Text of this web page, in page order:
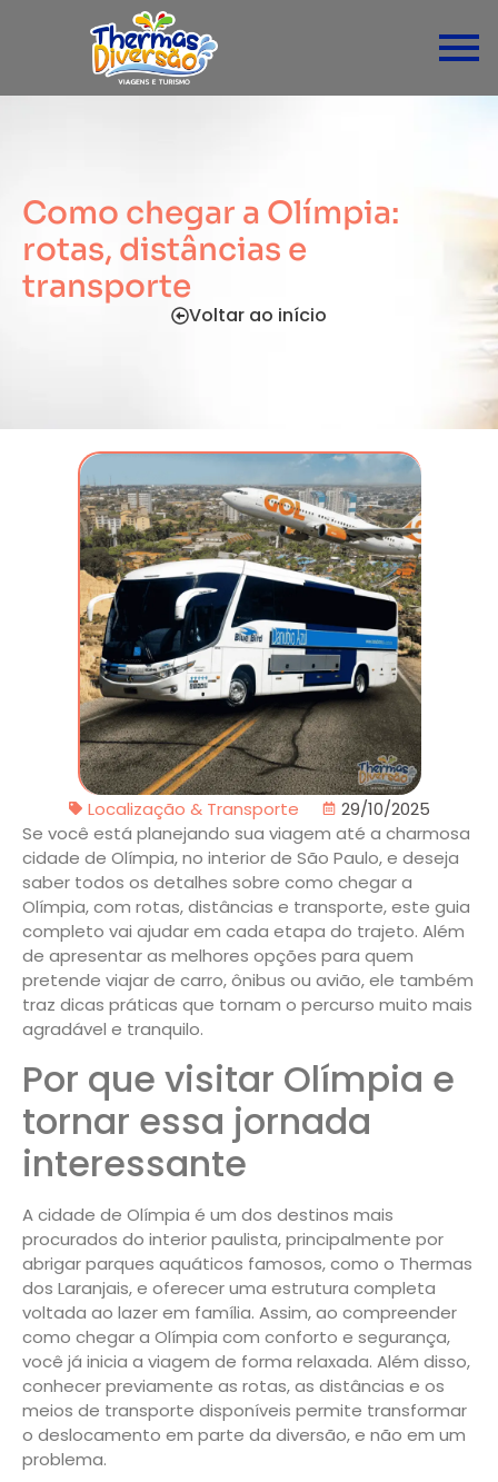
Como chegar a Olímpia:
rotas, distâncias e
transporte
Voltar ao início
Localização & Transporte
29/10/2025
Se você está planejando sua viagem até a charmosa
cidade de Olímpia, no interior de São Paulo, e deseja
saber todos os detalhes sobre como chegar a
Olímpia, com rotas, distâncias e transporte, este guia
completo vai ajudar em cada etapa do trajeto. Além
de apresentar as melhores opções para quem
pretende viajar de carro, ônibus ou avião, ele também
traz dicas práticas que tornam o percurso muito mais
agradável e tranquilo.
Por que visitar Olímpia e
tornar essa jornada
interessante
A cidade de Olímpia é um dos destinos mais
procurados do interior paulista, principalmente por
abrigar parques aquáticos famosos, como o Thermas
dos Laranjais, e oferecer uma estrutura completa
voltada ao lazer em família. Assim, ao compreender
como chegar a Olímpia com conforto e segurança,
você já inicia a viagem de forma relaxada. Além disso,
conhecer previamente as rotas, as distâncias e os
meios de transporte disponíveis permite transformar
o deslocamento em parte da diversão, e não em um
problema.